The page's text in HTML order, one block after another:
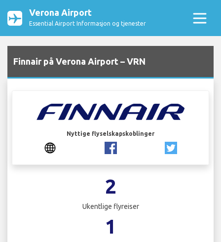
Verona Airport
Essential Airport Informasjon og tjenester
Finnair på Verona Airport – VRN
Nyttige flyselskapskoblinger
2
Ukentlige flyreiser
1